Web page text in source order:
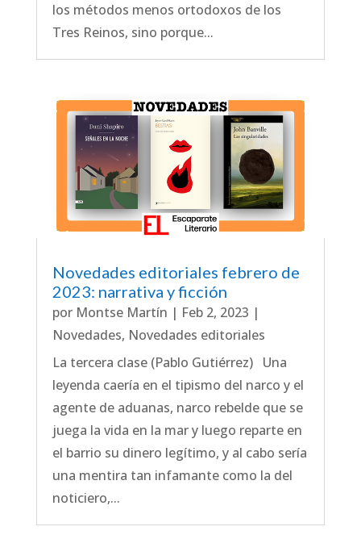
los métodos menos ortodoxos de los
Tres Reinos, sino porque...
Novedades editoriales febrero de
2023: narrativa y ficción
por Montse Martín | Feb 2, 2023 |
Novedades, Novedades editoriales
La tercera clase (Pablo Gutiérrez) Una
leyenda caería en el tipismo del narco y el
agente de aduanas, narco rebelde que se
juega la vida en la mar y luego reparte en
el barrio su dinero legítimo, y al cabo sería
una mentira tan infamante como la del
noticiero,...